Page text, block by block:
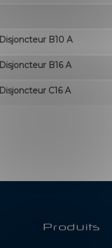
B10 A
B16 A
C16 A
Produits